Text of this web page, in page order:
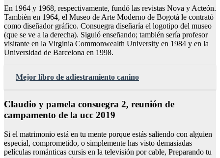
En 1964 y 1968, respectivamente, fundó las revistas Nova y Acteón.
También en 1964, el Museo de Arte Moderno de Bogotá le contrató
como diseñador gráfico. Consuegra diseñaría el logotipo del museo
(que se ve a la derecha). Siguió enseñando; también sería profesor
visitante en la Virginia Commonwealth University en 1984 y en la
Universidad de Barcelona en 1998.
Mejor libro de adiestramiento canino
Claudio y pamela consuegra 2, reunión de
campamento de la ucc 2019
Si el matrimonio está en tu mente porque estás saliendo con alguien
especial, comprometido, o simplemente has visto demasiadas
películas románticas cursis en la televisión por cable, Preparando tu